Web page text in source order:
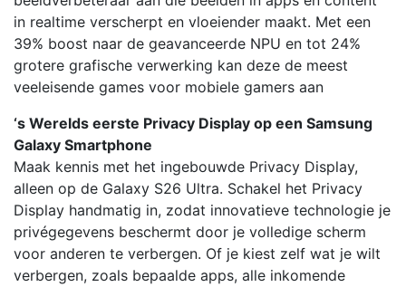
in realtime verscherpt en vloeiender maakt. Met een
39% boost naar de geavanceerde NPU en tot 24%
grotere grafische verwerking kan deze de meest
veeleisende games voor mobiele gamers aan
‘s Werelds eerste Privacy Display op een Samsung
Galaxy Smartphone
Maak kennis met het ingebouwde Privacy Display,
alleen op de Galaxy S26 Ultra. Schakel het Privacy
Display handmatig in, zodat innovatieve technologie je
privégegevens beschermt door je volledige scherm
voor anderen te verbergen. Of je kiest zelf wat je wilt
verbergen, zoals bepaalde apps, alle inkomende